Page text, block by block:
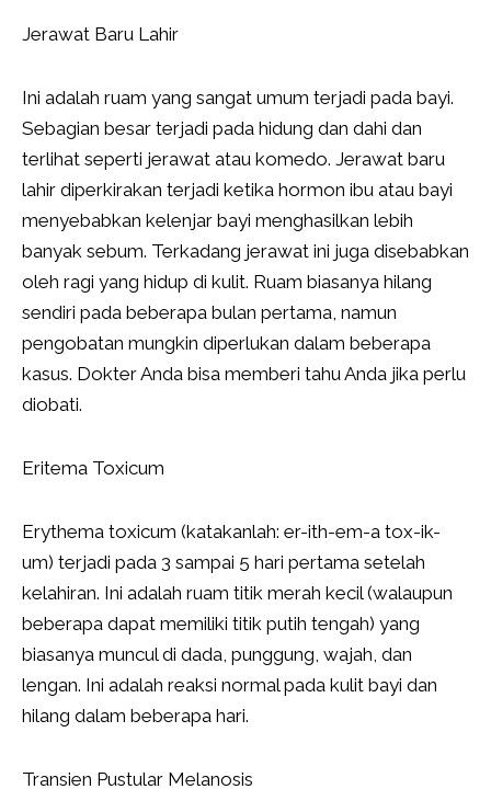
Jerawat Baru Lahir
Ini adalah ruam yang sangat umum terjadi pada bayi.
Sebagian besar terjadi pada hidung dan dahi dan
terlihat seperti jerawat atau komedo. Jerawat baru
lahir diperkirakan terjadi ketika hormon ibu atau bayi
menyebabkan kelenjar bayi menghasilkan lebih
banyak sebum. Terkadang jerawat ini juga disebabkan
oleh ragi yang hidup di kulit. Ruam biasanya hilang
sendiri pada beberapa bulan pertama, namun
pengobatan mungkin diperlukan dalam beberapa
kasus. Dokter Anda bisa memberi tahu Anda jika perlu
diobati.
Eritema Toxicum
Erythema toxicum (katakanlah: er-ith-em-a tox-ik-
um) terjadi pada 3 sampai 5 hari pertama setelah
kelahiran. Ini adalah ruam titik merah kecil (walaupun
beberapa dapat memiliki titik putih tengah) yang
biasanya muncul di dada, punggung, wajah, dan
lengan. Ini adalah reaksi normal pada kulit bayi dan
hilang dalam beberapa hari.
Transien Pustular Melanosis